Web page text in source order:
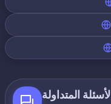
الأسئلة المتداولة